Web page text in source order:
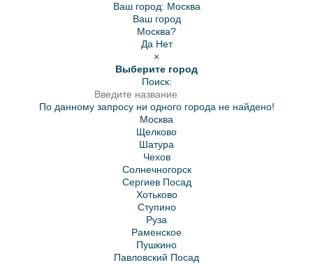
Ваш город: Москва
Ваш город
Москва?
Да Нет
×
Выберите город
Поиск:
По данному запросу ни одного города не найдено!
Москва
Щелково
Шатура
Чехов
Солнечногорск
Сергиев Посад
Хотьково
Ступино
Руза
Раменское
Пушкино
Павловский Посад